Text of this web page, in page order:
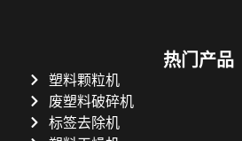
热门产品
塑料颗粒机
废塑料破碎机
标签去除机